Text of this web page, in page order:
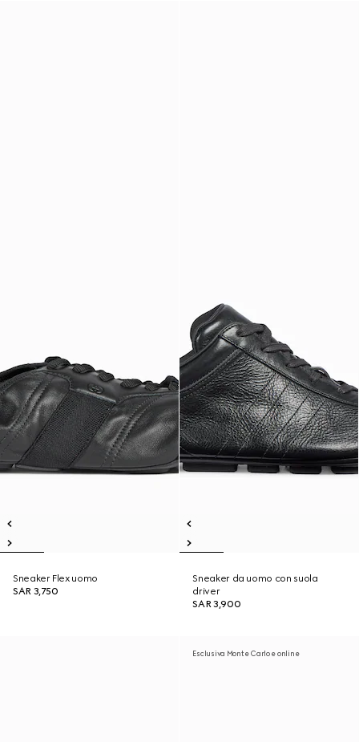
Sneaker Flex uomo
SAR 3,750
Sneaker da uomo con suola
driver
SAR 3,900
Esclusiva Monte Carlo e online